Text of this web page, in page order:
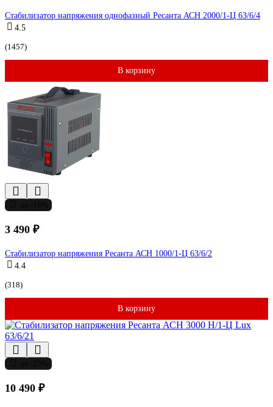
Стабилизатор напряжения однофазный Ресанта АСН 2000/1-Ц 63/6/4
4.5
(1457)
В корзину
3 490 ₽
Стабилизатор напряжения Ресанта АСН 1000/1-Ц 63/6/2
4.4
(318)
В корзину
10 490 ₽